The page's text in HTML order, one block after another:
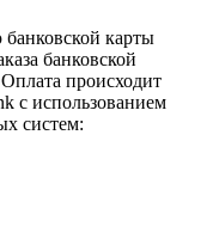
карты
банковской
происходит
с использованием
систем: